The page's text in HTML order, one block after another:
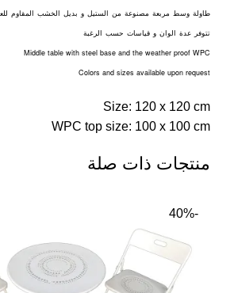
طاولة وسط مربعة مصنوعة من الستيل و بديل الخشب المقاوم
تتوفر عدة الوان و قياسات حسب الرغبة
Middle table with steel base and the weather proof WPC
Colors and sizes available upon request
Size: 120 x 120 cm
WPC top size: 100 x 100 cm
منتجات ذات صلة
-40%